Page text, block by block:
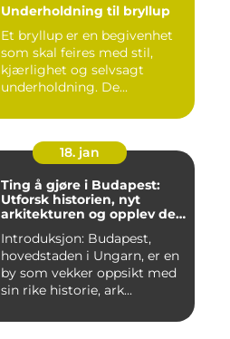
Underholdning til bryllup
Et bryllup er en begivenhet
som skal feires med stil,
kjærlighet og selvsagt
underholdning. De...
18. jan
Ting å gjøre i Budapest:
Utforsk historien, nyt
arkitekturen og opplev det
Introduksjon: Budapest,
hovedstaden i Ungarn, er en
by som vekker oppsikt med
sin rike historie, ark...